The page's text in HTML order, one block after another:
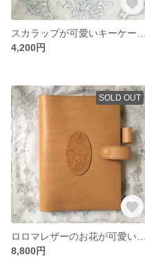
4,200円
SOLD OUT
8,800円